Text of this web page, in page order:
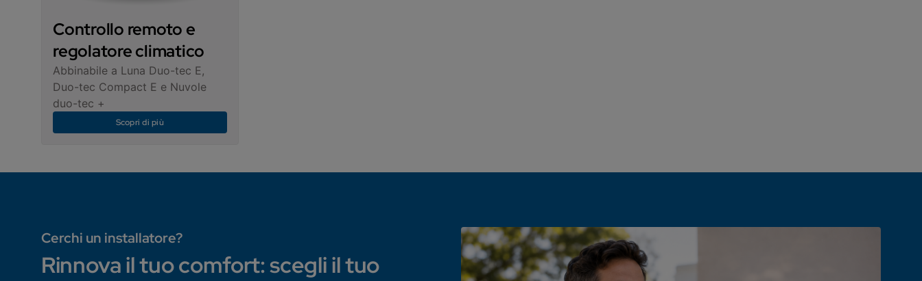
Controllo remoto e
regolatore climatico
Abbinabile a Luna Duo-tec E,
Duo-tec Compact E e Nuvole
duo-tec +
Scopri di più
Cerchi un installatore?
Rinnova il tuo comfort: scegli il tuo